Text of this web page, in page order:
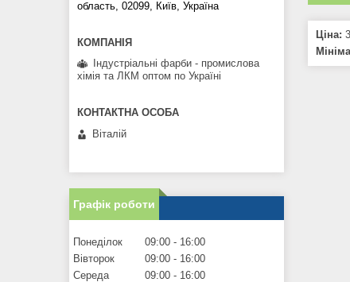
Ціна:
область, 02099, Київ, Україна
Індустріальні фарби - промислова
хімія та ЛКМ оптом по Україні
Віталій
Графік роботи
Понеділок 09:00
16:00
Вівторок
09:00
16:00
Середа
09:00
16:00